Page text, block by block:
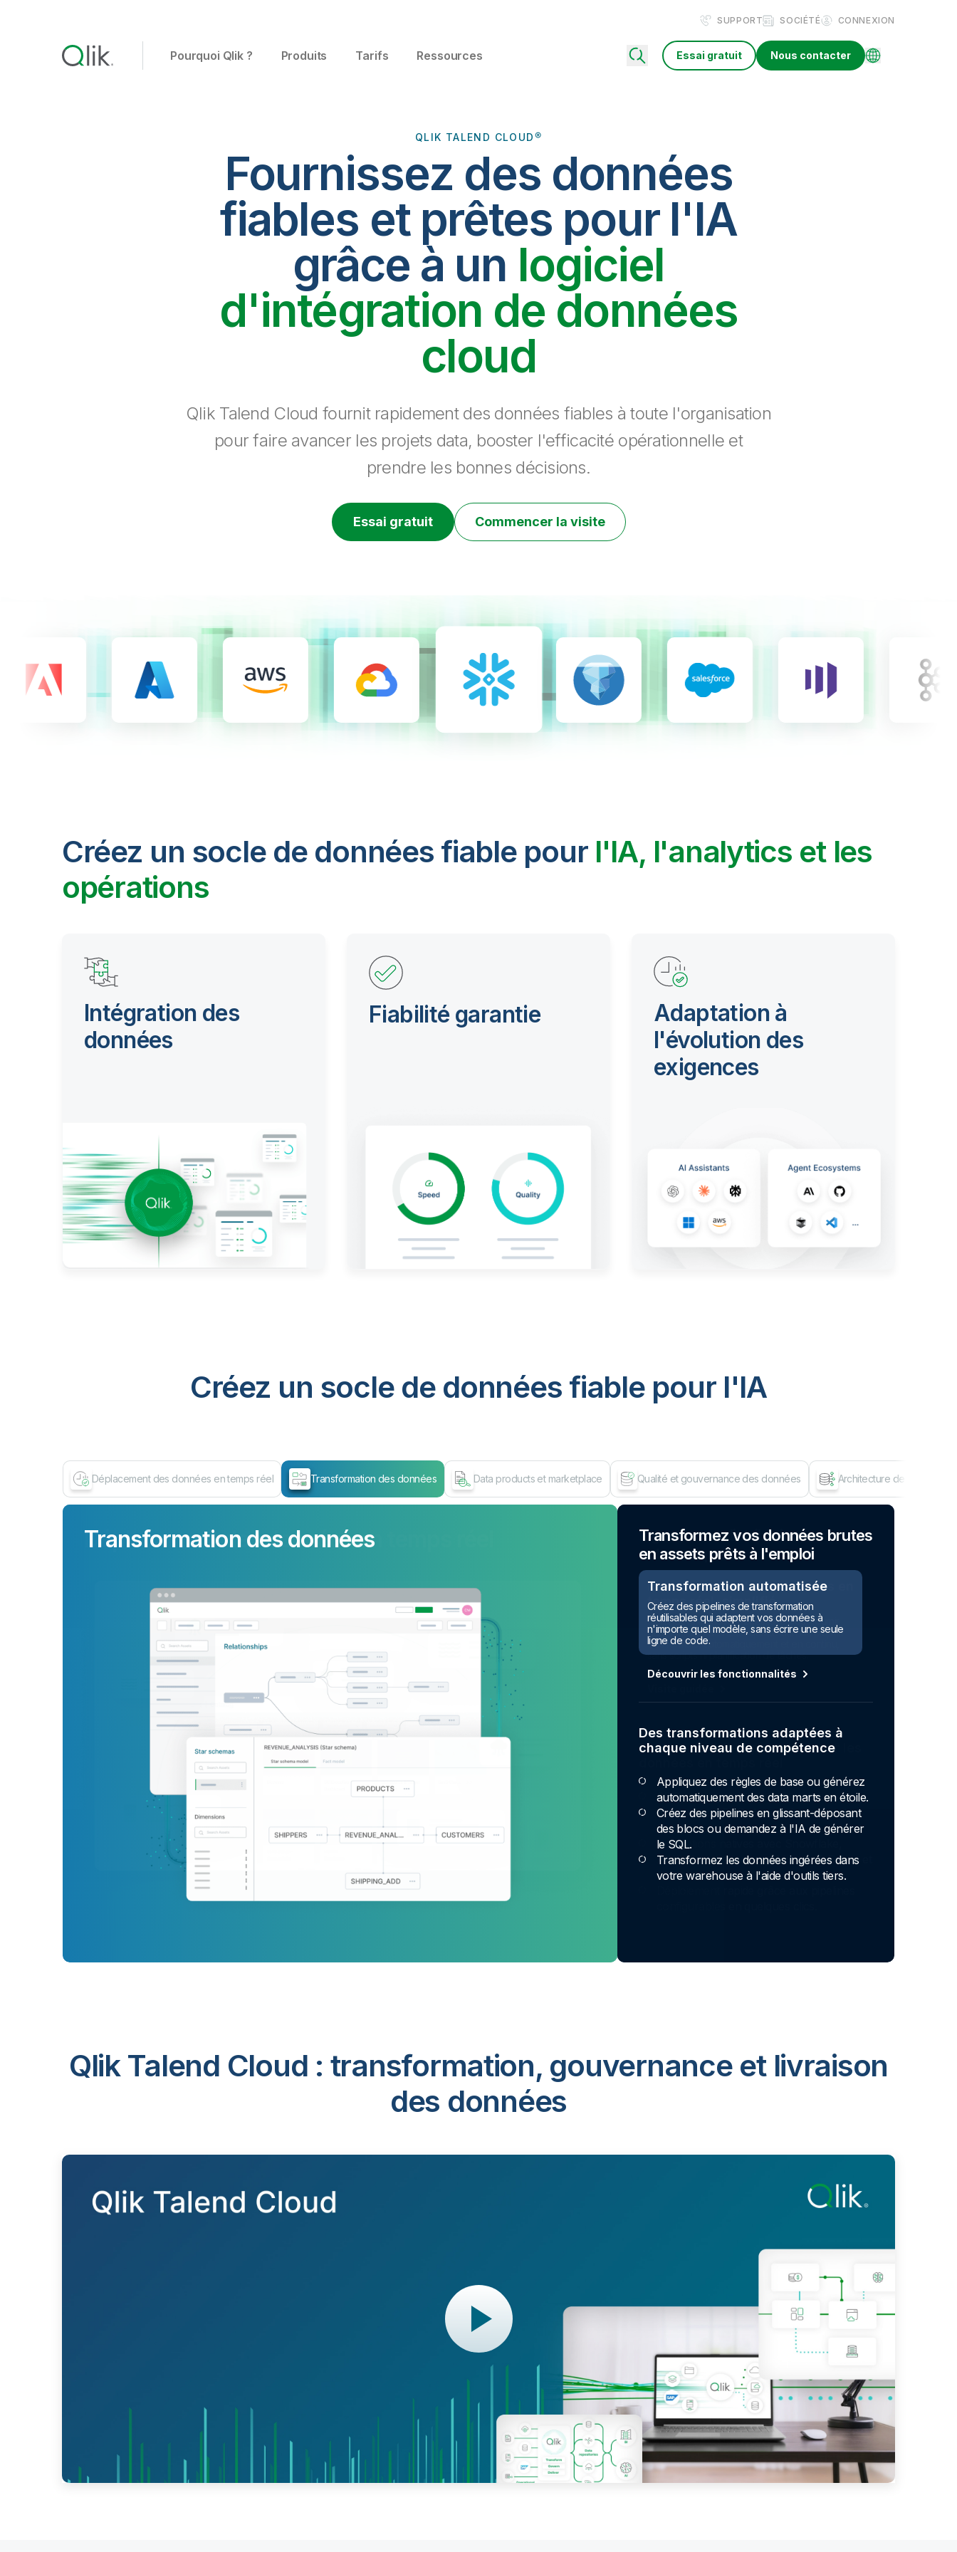
SUPPORT SOCIÉTÉ CONNEXION
Pourquoi Qlik ? Produits Tarifs Ressources Essai gratuit Nous contacter
QLIK TALEND CLOUD®
Fournissez des données
fiables et prêtes pour l'IA
grâce à un logiciel
d'intégration de données
cloud
Qlik Talend Cloud fournit rapidement des données fiables à toute l'organisation
pour faire avancer les projets data, booster l'efficacité opérationnelle et
prendre les bonnes décisions.
Essai gratuit Commencer la visite
Créez un socle de données fiable pour l'IA, l'analytics et les
opérations
Intégration des
données
Fiabilité garantie
Adaptation à
l'évolution des
exigences
Créez un socle de données fiable pour I'IA
Déplacement des données en temps réel Transformation des données Data products et marketplace Qualité et gouvernance des données Architecture de données
Transformation des données
Transformez vos données brutes
en assets prêts à l'emploi
Transformation automatisée
Créez des pipelines de transformation
réutilisables qui adaptent vos données à
n'importe quel modèle, sans écrire une seule
ligne de code.
Découvrir les fonctionnalités
Des transformations adaptées à
chaque niveau de compétence
Appliquez des règles de base ou générez
automatiquement des data marts en étoile.
Créez des pipelines en glissant-déposant
des blocs ou demandez à l'IA de générer
le SQL.
Transformez les données ingérées dans
votre warehouse à l'aide d'outils tiers.
Qlik Talend Cloud : transformation, gouvernance et livraison
des données